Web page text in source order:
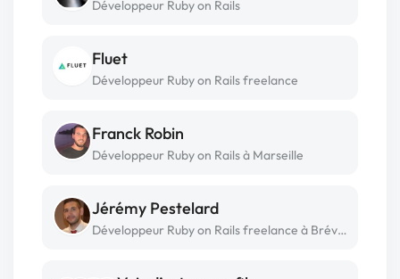
Développeur Ruby on Rails
Fluet
Développeur Ruby on Rails freelance
Franck Robin
Développeur Ruby on Rails à Marseille
Jérémy Pestelard
Développeur Ruby on Rails freelance à Bréviandes